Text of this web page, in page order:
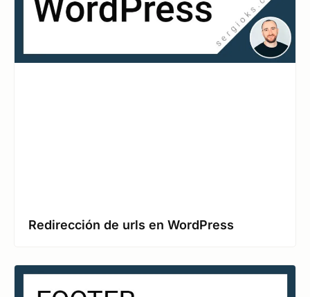
Redirección de urls en WordPress